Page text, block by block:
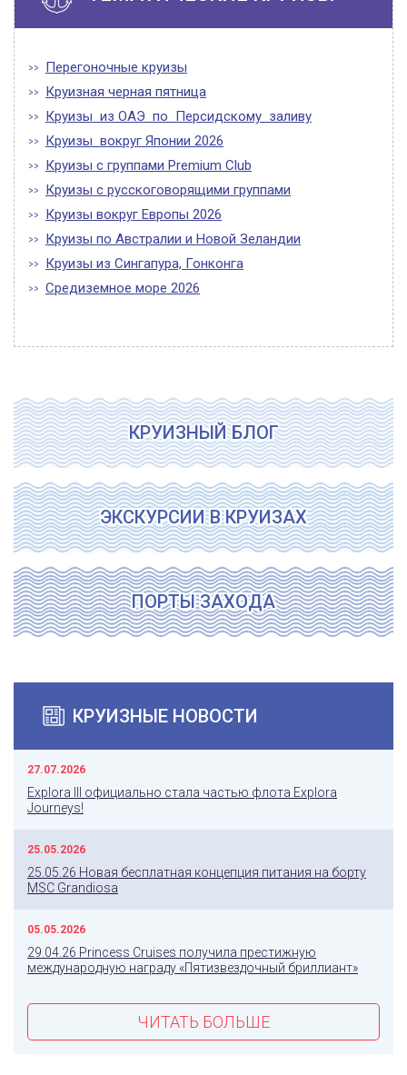
Перегоночные круизы
Круизная черная пятница
Круизы из ОАЭ по Персидскому заливу
Круизы вокруг Японии 2026
Круизы с группами Premium Club
Круизы с русскоговорящими группами
Круизы вокруг Европы 2026
Круизы по Австралии и Новой Зеландии
Круизы из Сингапура, Гонконга
Средиземное море 2026
КРУИЗНЫЙ БЛОГ
ЭКСКУРСИИ В КРУИЗАХ
ПОРТЫ ЗАХОДА
КРУИЗНЫЕ НОВОСТИ
27.07.2026
Explora III официально стала частью флота Explora
Journeys!
25.05.2026
25.05.26 Новая бесплатная концепция питания на борту
MSC Grandiosa
05.05.2026
29.04.26 Princess Cruises получила престижную
международную награду «Пятизвездочный бриллиант»
ЧИТАТЬ БОЛЬШЕ